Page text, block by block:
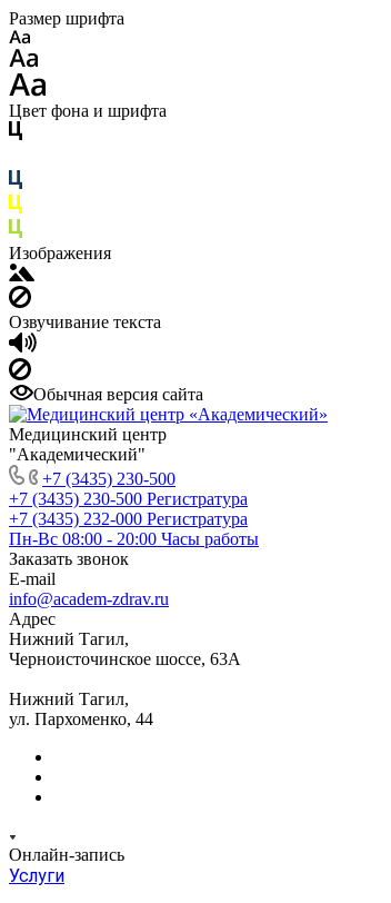
Размер шрифта
Цвет фона и шрифта
Изображения
Озвучивание текста
Обычная версия сайта
Медицинский центр
"Академический"
+7 (3435) 230-500
+7 (3435) 230-500 Регистратура
+7 (3435) 232-000 Регистратура
Пн-Вс 08:00 - 20:00 Часы работы
Заказать звонок
E-mail
info@academ-zdrav.ru
Адрес
Нижний Тагил,
Черноисточинское шоссе, 63А
Нижний Тагил,
ул. Пархоменко, 44
Онлайн-запись
Услуги